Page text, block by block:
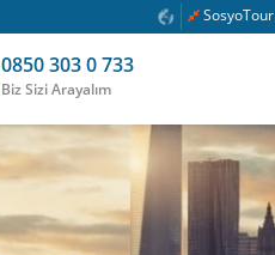
SosyoTour
0850 303 0 733
Biz Sizi Arayalım